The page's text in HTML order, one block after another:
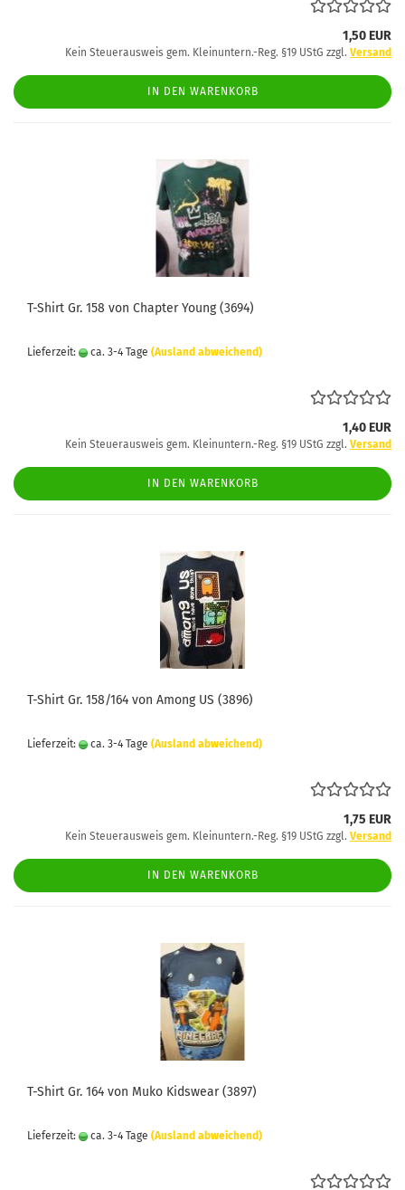
1,50 EUR
Kein Steuerausweis gem. Kleinuntern.-Reg. §19 UStG zzgl. Versand
IN DEN WARENKORB
T-Shirt Gr. 158 von Chapter Young (3694)
Lieferzeit: ca. 3-4 Tage (Ausland abweichend)
1,40 EUR
Kein Steuerausweis gem. Kleinuntern.-Reg. §19 UStG zzgl. Versand
IN DEN WARENKORB
T-Shirt Gr. 158/164 von Among US (3896)
Lieferzeit: ca. 3-4 Tage (Ausland abweichend)
1,75 EUR
Kein Steuerausweis gem. Kleinuntern.-Reg. §19 UStG zzgl. Versand
IN DEN WARENKORB
T-Shirt Gr. 164 von Muko Kidswear (3897)
Lieferzeit: ca. 3-4 Tage (Ausland abweichend)